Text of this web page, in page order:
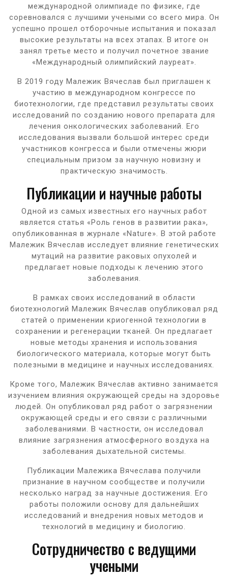
международной олимпиаде по физике, где
соревновался с лучшими учеными со всего мира. Он
успешно прошел отборочные испытания и показал
высокие результаты на всех этапах. В итоге он
занял третье место и получил почетное звание
«Международный олимпийский лауреат».
В 2019 году Малежик Вячеслав был приглашен к
участию в международном конгрессе по
биотехнологии, где представил результаты своих
исследований по созданию нового препарата для
лечения онкологических заболеваний. Его
исследования вызвали большой интерес среди
участников конгресса и были отмечены жюри
специальным призом за научную новизну и
практическую значимость.
Публикации и научные работы
Одной из самых известных его научных работ
является статья «Роль генов в развитии рака»,
опубликованная в журнале «Nature». В этой работе
Малежик Вячеслав исследует влияние генетических
мутаций на развитие раковых опухолей и
предлагает новые подходы к лечению этого
заболевания.
В рамках своих исследований в области
биотехнологий Малежик Вячеслав опубликовал ряд
статей о применении криогенной технологии в
сохранении и регенерации тканей. Он предлагает
новые методы хранения и использования
биологического материала, которые могут быть
полезными в медицине и научных исследованиях.
Кроме того, Малежик Вячеслав активно занимается
изучением влияния окружающей среды на здоровье
людей. Он опубликовал ряд работ о загрязнении
окружающей среды и его связи с различными
заболеваниями. В частности, он исследовал
влияние загрязнения атмосферного воздуха на
заболевания дыхательной системы.
Публикации Малежика Вячеслава получили
признание в научном сообществе и получили
несколько наград за научные достижения. Его
работы положили основу для дальнейших
исследований и внедрения новых методов и
технологий в медицину и биологию.
Сотрудничество с ведущими
учеными